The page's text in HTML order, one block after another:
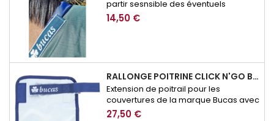
partir sesnsible des éventuels
frottement de couverture.
14,50 €
RALLONGE POITRINE CLICK N'GO BUCAS
Extension de poitrail pour les
couvertures de la marque Bucas avec
système de fermeture Click n'Go
27,50 €